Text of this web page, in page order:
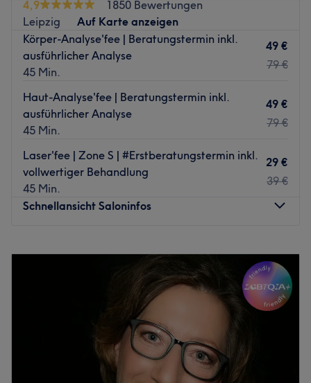
4,9
1850 Bewertungen
Leipzig
Auf Karte anzeigen
Körper-Analyse'fee | Beratungstermin inkl.
ausführlicher Analyse
45 Min.
49 €
79 €
Haut-Analyse'fee | Beratungstermin inkl.
ausführlicher Analyse
45 Min.
49 €
79 €
Laser'fee | Zone S | #Erstberatungstermin inkl.
vollwertiger Behandlung
45 Min.
29 €
39 €
Schnellansicht Saloninfos
20:15
10:00
20:15
10:00 –20:15
10:00
20:15
10:00
Geschlossen
Willkommen bei WELLNESSfee – einem der exklusivsten